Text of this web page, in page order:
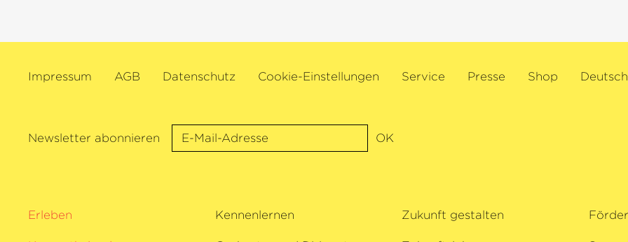
Als engagierte Verfechterin neuer Kompositionen für ihr
Francisco Coll auf. Jüngste Highlights ihrer
kammermusikalischen Projekte waren etwa Trioabende
Festival und bei der Schubertiade. Für ihre
und Ulrike Adler.
Impressum AGB Datenschutz Cookie-Einstellungen Service Presse Shop Deutsch
Newsletter abonnieren OK
Erleben Kennenlernen Zukunft gestalten